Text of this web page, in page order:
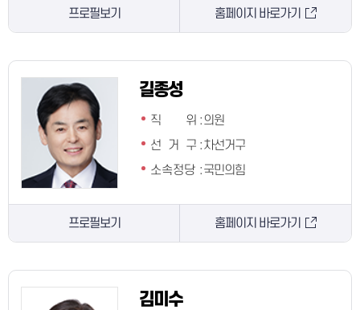
프로필보기 홈페이지 바로가기
길종성
직 위
:의원
선 거 구 :차선거구
소속정당 :국민의힘
프로필보기 홈페이지 바로가기
김미수